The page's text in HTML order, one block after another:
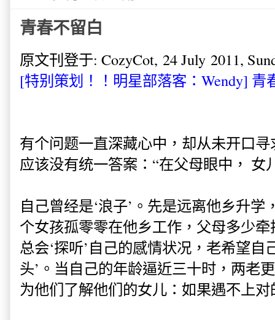
青春不留白
原文刊登于: CozyCot, 24 July 2011,
[特别策划！！明星部落客：Wendy] 青
有个问题一直深藏心中，却从未开口
应该没有统一答案：“在父母眼中， 女
自己曾经是‘浪子’。先是远离他乡升
个女孩孤零零在他乡工作，父母多少
总会‘探听’自己的感情状况，老希望自
头’。当自己的年龄逼近三十时，两老
为他们了解他们的女儿：如果遇不上